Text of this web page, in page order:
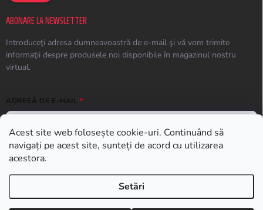
Acest site web folosește cookie-uri. Continuând să
navigați pe acest site, sunteți de acord cu utilizarea
acestora.
Setări
ABONARE LA NEWSLETTER
Introduceţi adresa dumneavoastră de e-mail şi vă vom trimite
informaţii despre produsele noi disponibile în magazinul nostru
virtual.
ADRESĂ DE E-MAIL
ABONARE